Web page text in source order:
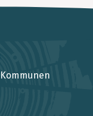
Kommunen